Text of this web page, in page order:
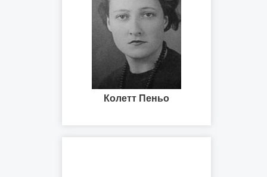
Колетт Пеньо